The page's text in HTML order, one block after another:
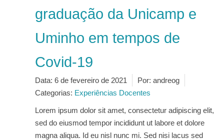
graduação da Unicamp e
Uminho em tempos de
Covid-19
Data: 6 de fevereiro de 2021 Por: andreog
Categorias: Experiências Docentes
Lorem ipsum dolor sit amet, consectetur adipiscing elit,
sed do eiusmod tempor incididunt ut labore et dolore
magna aliqua. Id eu nisl nunc mi. Sed nisi lacus sed